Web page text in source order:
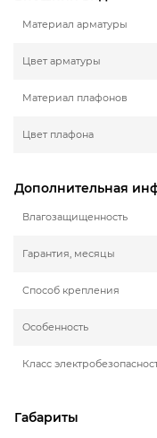
Материал арматуры
Цвет арматуры
Материал плафонов
Цвет плафона
Дополнительная
Влагозащищенность
Гарантия, месяцы
Способ крепления
Особенность
Класс
Габариты